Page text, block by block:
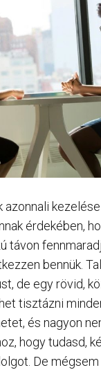
azonnali kezelése
érdekében,
távon
bennük.
de egy rövid,
tisztázni
és nagyon
hogy tudasd,
De